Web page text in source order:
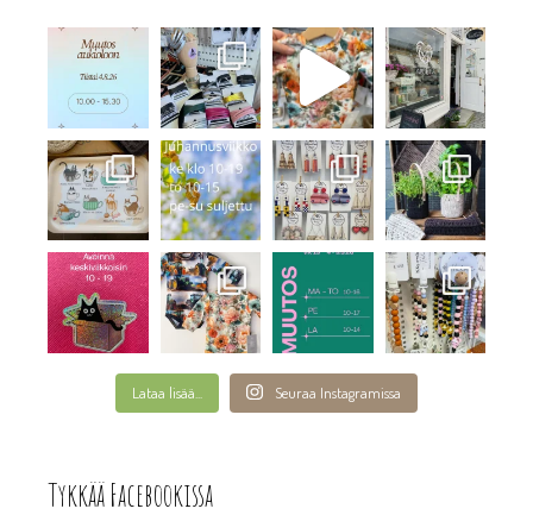
Lataa lisää... Seuraa Instagramissa
Tykkää Facebookissa